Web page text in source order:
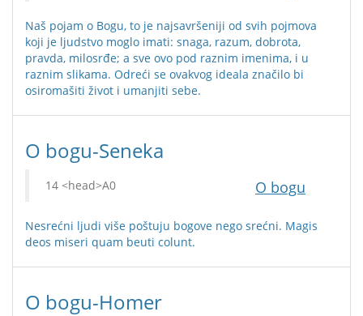
Naš pojam o Bogu, to je najsavršeniji od svih pojmova
koji je ljudstvo moglo imati: snaga, ra­zum, dobrota,
pravda, milosrđe; a sve ovo pod raznim imenima, i u
raznim slikama. Odreći se ovakvog ideala značilo bi
osiromašiti život i umanjiti sebe.
O bogu-Seneka
O bogu
Nesrećni ljudi više poštuju bogove nego srećni. Magis
deos miseri quam beuti colunt.
O bogu-Homer